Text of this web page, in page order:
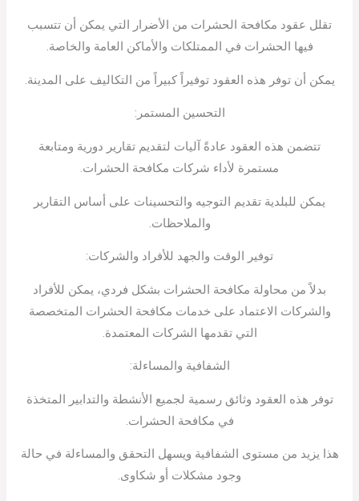
تقلل عقود مكافحة الحشرات من الأضرار التي يمكن أن تتسبب
فيها الحشرات في الممتلكات والأماكن العامة والخاصة.
يمكن أن توفر هذه العقود توفيراً كبيراً من التكاليف على المدينة.
التحسين المستمر:
تتضمن هذه العقود عادةً آليات لتقديم تقارير دورية ومتابعة
مستمرة لأداء شركات مكافحة الحشرات.
يمكن للبلدية تقديم التوجيه والتحسينات على أساس التقارير
والملاحظات.
توفير الوقت والجهد للأفراد والشركات:
بدلاً من محاولة مكافحة الحشرات بشكل فردي، يمكن للأفراد
والشركات الاعتماد على خدمات مكافحة الحشرات المتخصصة
التي تقدمها الشركات المعتمدة.
الشفافية والمساءلة:
توفر هذه العقود وثائق رسمية لجميع الأنشطة والتدابير المتخذة
في مكافحة الحشرات.
هذا يزيد من مستوى الشفافية ويسهل التحقق والمساءلة في حالة
وجود مشكلات أو شكاوى.